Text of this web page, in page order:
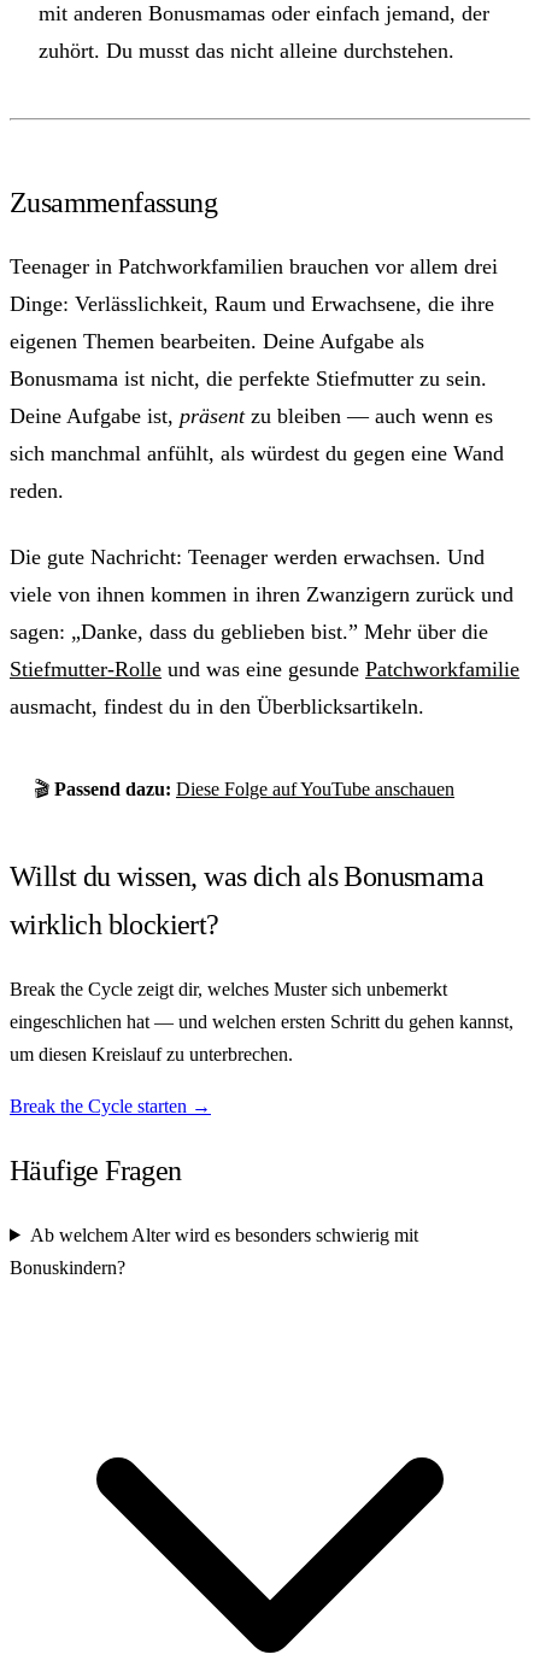
mit anderen Bonusmamas oder einfach jemand, der
zuhört. Du musst das nicht alleine durchstehen.
Zusammenfassung
Teenager in Patchworkfamilien brauchen vor allem drei
Dinge: Verlässlichkeit, Raum und Erwachsene, die ihre
eigenen Themen bearbeiten. Deine Aufgabe als
Bonusmama ist nicht, die perfekte Stiefmutter zu sein.
Deine Aufgabe ist, präsentzu bleiben — auch wenn es
sich manchmal anfühlt, als würdest du gegen eine Wand
reden.
Die gute Nachricht: Teenager werden erwachsen. Und
viele von ihnen kommen in ihren Zwanzigern zurück und
sagen: „Danke, dass du geblieben bist.” Mehr über die
Stiefmutter-Rolle und was eine gesunde Patchworkfamilie
ausmacht, findest du in den Überblicksartikeln.
🎬 Passend dazu: Diese Folge auf YouTube anschauen
Willst du wissen, was dich als Bonusmama
wirklich blockiert?
Break the Cycle zeigt dir, welches Muster sich unbemerkt
eingeschlichen hat — und welchen ersten Schritt du gehen kannst,
um diesen Kreislauf zu unterbrechen.
Break the Cycle starten →
Häufige Fragen
Ab welchem Alter wird es besonders schwierig mit
Bonuskindern?